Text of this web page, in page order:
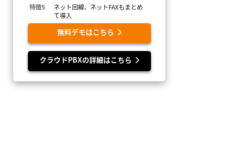
特徴5
ネット回線、ネットFAXもまとめ
て導入
無料デモはこちら
クラウドPBXの詳細はこちら